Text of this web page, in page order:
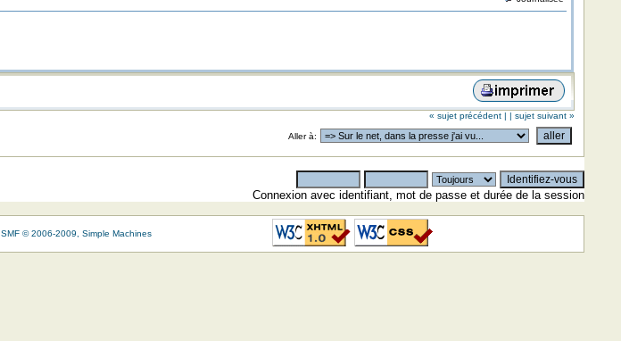
« sujet précédent | | sujet suivant »
Aller à:
Connexion avec identifiant, mot de passe et durée de la session
SMF © 2006-2009, Simple Machines